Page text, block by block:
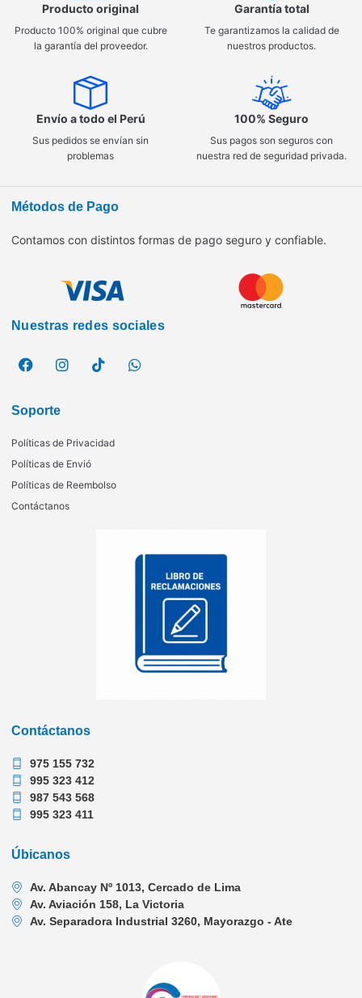
Producto original
Producto 100% original que cubre
la garantía del proveedor.
Garantía total
Te garantizamos la calidad de
nuestros productos.
Envío a todo el Perú
Sus pedidos se envían sin
problemas
100% Seguro
Sus pagos son seguros con
nuestra red de seguridad privada.
Métodos de Pago
Contamos con distintos formas de pago seguro y confiable.
Nuestras redes sociales
Soporte
Políticas de Privacidad
Políticas de Envió
Políticas de Reembolso
Contáctanos
Contáctanos
975 155 732
995 323 412
987 543 568
995 323 411
Úbicanos
Av. Abancay Nº 1013, Cercado de Lima
Av. Aviación 158, La Victoria
Av. Separadora Industrial 3260, Mayorazgo - Ate